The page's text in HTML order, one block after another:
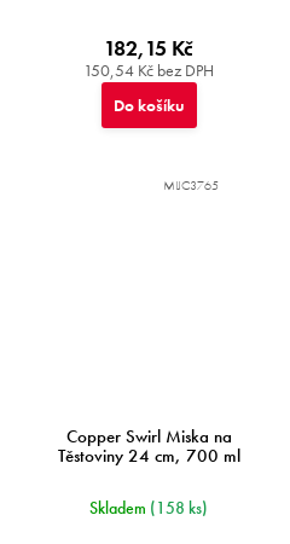
150,54 Kč bez DPH
182,15 Kč
Do košíku
Copper Swirl Miska na
Těstoviny 24 cm, 700 ml
Skladem (158 ks)
MIJC3765